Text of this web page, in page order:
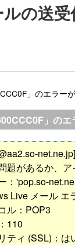
ルの送
」のエラー
」の
題があるか、ア
：'pop.so-
Live メール エ
ル：POP3
110
ティ (SSL)：は